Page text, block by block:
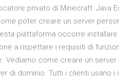
privato di Minecraft: Java
poter creare un server
piattaforma occorre
a rispettare i requisiti di
Vediamo come creare un
di dominio. Tutti i clienti usano